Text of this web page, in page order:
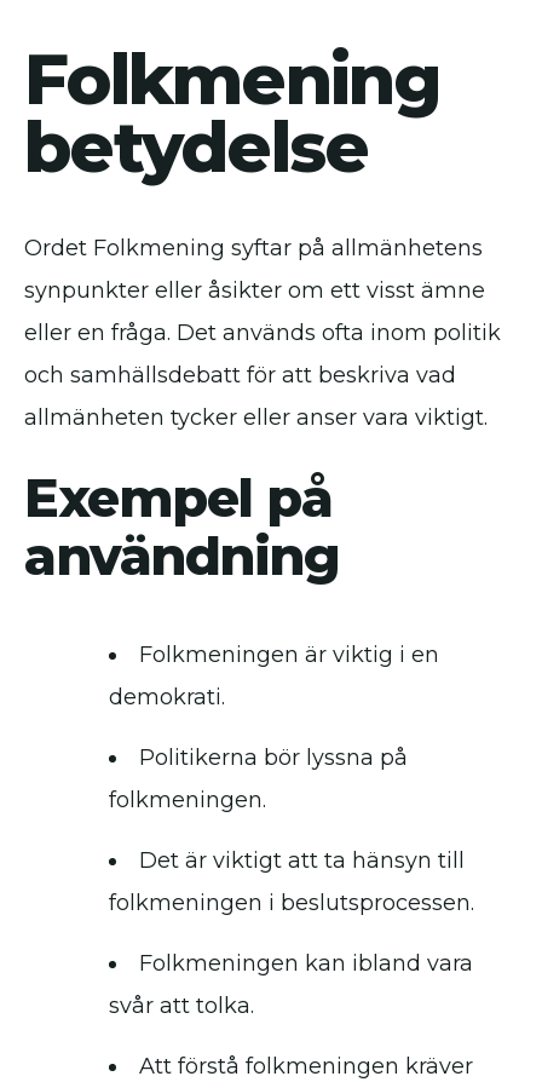
Folkmening
betydelse
Ordet Folkmening syftar på allmänhetens
synpunkter eller åsikter om ett visst ämne
eller en fråga. Det används ofta inom politik
och samhällsdebatt för att beskriva vad
allmänheten tycker eller anser vara viktigt.
Exempel på
användning
Folkmeningen är viktig i en
demokrati.
Politikerna bör lyssna på
folkmeningen.
Det är viktigt att ta hänsyn till
folkmeningen i beslutsprocessen.
Folkmeningen kan ibland vara
svår att tolka.
Att förstå folkmeningen kräver